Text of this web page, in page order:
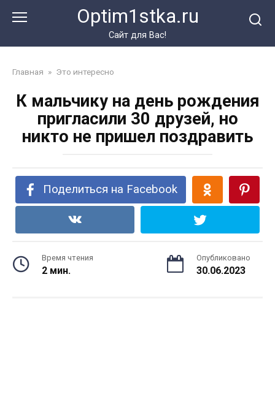
Optim1stka.ru
Сайт для Вас!
Главная » Это интересно
К мальчику на день рождения
пригласили 30 друзей, но
никто не пришел поздравить
Поделиться на Facebook
Время чтения
2 мин.
Опубликовано
30.06.2023